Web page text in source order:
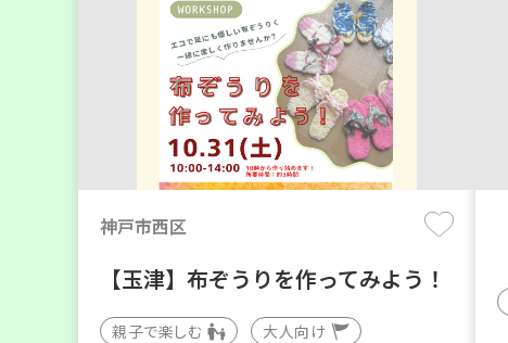
神戸市西区
【玉津】布ぞうりを作ってみよう！
親子で楽しむ 大人向け